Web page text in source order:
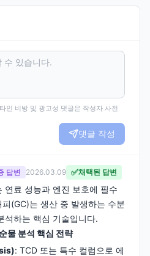
인 비방 및 광고성 댓글은 작성자 사전
댓글 작성
답변 2026.03.09 ✅채택된 답변
연료 성능과 엔진 보호에 필수
(GC)는 생산 중 발생하는 수분
석하는 핵심 기술입니다.
물 분석 핵심 전략
: TCD 또는 특수 컬럼으로 에